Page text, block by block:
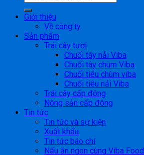
Giới thiệu
Về công ty
Sản phẩm
Trái cây tươi
Chuối tây nải Viba
Chuối tây chùm Viba
Chuối tiêu chùm viba
Chuối tiêu nải Viba
Trái cây cấp đông
Nông sản cấp đông
Tin tức
Tin tức và sự kiện
Xuất khẩu
Tin tức báo chí
Nấu ăn ngon cùng Viba Food